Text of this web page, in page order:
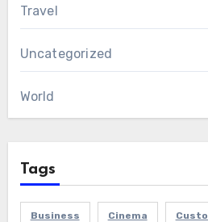
Travel
Uncategorized
World
Tags
Business Cinema